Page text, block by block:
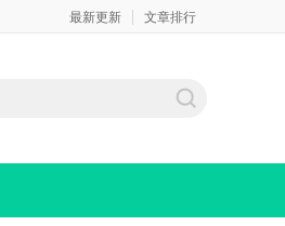
最新更新 文章排行